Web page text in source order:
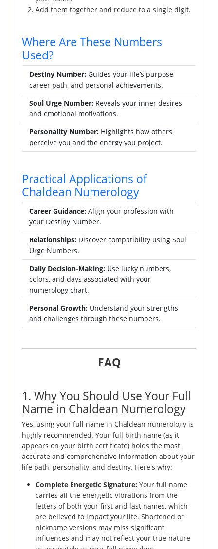
Add them together and reduce to a single digit.
Where Are These Numbers
Used?
Destiny Number: Guides your life’s purpose,
career path, and personal achievements.
Soul Urge Number: Reveals your inner desires
and emotional motivations.
Personality Number: Highlights how others
perceive you and the energy you project.
Practical Applications of
Chaldean Numerology
Career Guidance: Align your profession with
your Destiny Number.
Relationships: Discover compatibility using Soul
Urge Numbers.
Daily Decision-Making: Use lucky numbers,
colors, and days associated with your
numerology chart.
Personal Growth: Understand your strengths
and challenges through these numbers.
FAQ
1. Why You Should Use Your Full
Name in Chaldean Numerology
Yes, using your full name in Chaldean numerology is
highly recommended. Your full birth name (as it
appears on your birth certificate) holds the most
accurate and comprehensive information about your
life path, personality, and destiny. Here's why:
Complete Energetic Signature: Your full name
carries all the energetic vibrations from the
letters of both your first and last names, which
are believed to impact your life. Shortened or
nickname versions may miss significant
influences and may not reflect your true nature